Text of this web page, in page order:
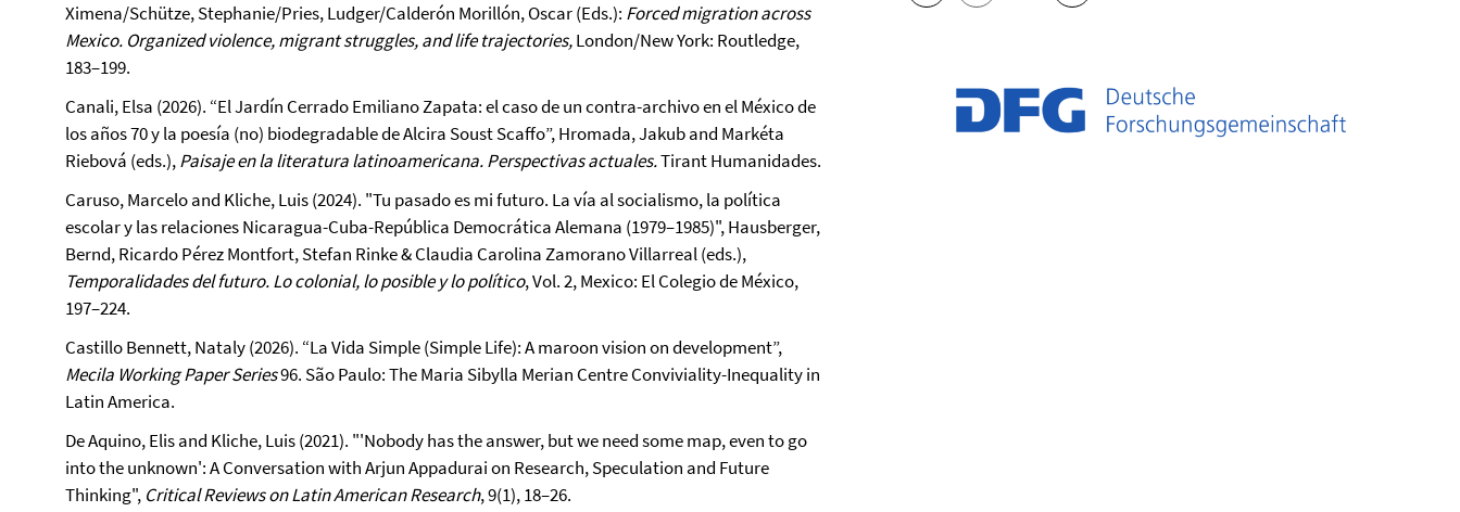
Ximena/Schütze, Stephanie/Pries, Ludger/Calderón Morillón, Oscar (Eds.): Forced migration across
Mexico. Organized violence, migrant struggles, and life trajectories,London/New York: Routledge,
183–199.
Canali, Elsa (2026). “El Jardín Cerrado Emiliano Zapata: el caso de un contra-archivo en el México de
los años 70 y la poesía (no) biodegradable de Alcira Soust Scaffo”, Hromada, Jakub and Markéta
Riebová (eds.),Paisaje en la literatura latinoamericana. Perspectivas actuales.Tirant Humanidades.
Caruso, Marcelo and Kliche, Luis (2024). "Tu pasado es mi futuro. La vía al socialismo, la política
escolar y las relaciones Nicaragua-Cuba-República Democrática Alemana (1979–1985)", Hausberger,
Bernd, Ricardo Pérez Montfort, Stefan Rinke & Claudia Carolina Zamorano Villarreal (eds.),
Temporalidades del futuro. Lo colonial, lo posible y lo político, Vol. 2, Mexico: El Colegio de México,
197–224.
Castillo Bennett, Nataly(2026). “La Vida Simple (Simple Life): A maroon vision on development”,
Mecila Working Paper Series96. São Paulo: The Maria Sibylla Merian Centre Conviviality-Inequality in
Latin America.
De Aquino, Elis and Kliche, Luis (2021). "'Nobody has the answer, but we need some map, even to go
into the unknown': A Conversation with Arjun Appadurai on Research, Speculation and Future
Thinking", Critical Reviews on Latin American Research, 9(1), 18–26.